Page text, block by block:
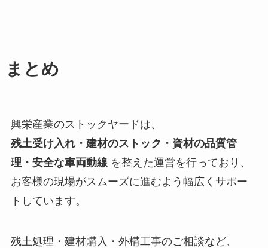
まとめ
興栄産業のストックヤードは、
残土受け入れ・建材のストック・資材の品質管
理・安全な車両動線 を整えた運営を行っており、
お客様の現場がスムーズに進むよう幅広くサポー
トしています。
残土処理・建材購入・外構工事のご相談など、